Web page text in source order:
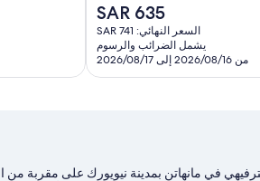
السعر
الحالي
هو
SAR
635
SAR 635
السعر النهائي: SAR 741
يشمل الضرائب والرسوم
من 2026/08/16 إلى 2026/08/17
في مانهاتن بمدينة نيويورك على مقربة